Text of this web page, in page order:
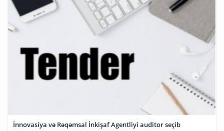
İnnovasiya və Rəqəmsal İnkişaf Agentliyi auditor seçib